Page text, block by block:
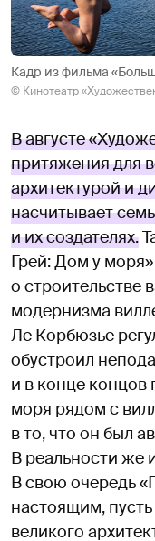
Кадр из фильма
© Кинотеатр
В августе
притяжения для
архитектурой и
насчитывает
и их создателях.
Грей: Дом у
о строительстве
модернизма
Ле Корбюзье
обустроил
и в конце концов
моря рядом с
в то, что он был
В реальности же
В свою очередь
настоящим,
великого